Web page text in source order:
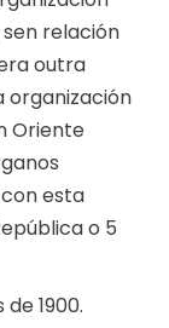
relación
outra
organización
Oriente
esta
o 5
1900.